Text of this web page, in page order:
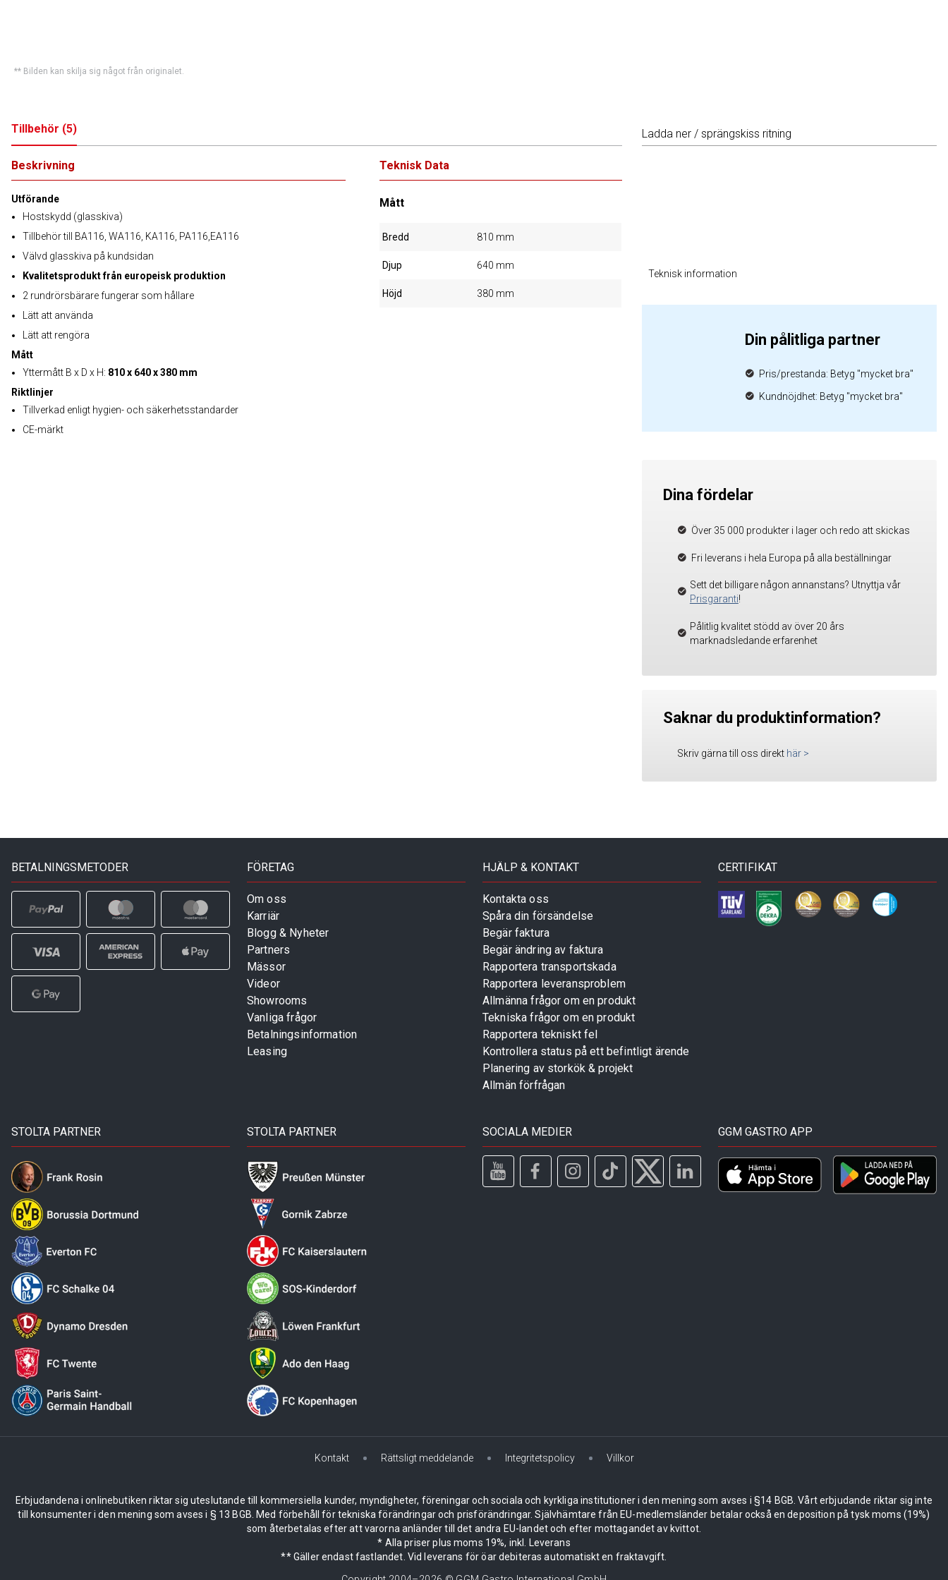
** Bilden kan skilja sig något från originalet.
Tillbehör (5)
Beskrivning
Utförande
Hostskydd (glasskiva)
Tillbehör till BA116, WA116, KA116, PA116,EA116
Välvd glasskiva på kundsidan
Kvalitetsprodukt från europeisk produktion
2 rundrörsbärare fungerar som hållare
Lätt att använda
Lätt att rengöra
Mått
Yttermått B x D x H: 810 x 640 x 380 mm
Riktlinjer
Tillverkad enligt hygien- och säkerhetsstandarder
CE-märkt
Teknisk Data
Mått
Bredd 810 mm
Djup 640 mm
Höjd 380 mm
Ladda ner / sprängskiss ritning
Teknisk information
Din pålitliga partner
Pris/prestanda: Betyg "mycket bra"
Kundnöjdhet: Betyg "mycket bra"
Dina fördelar
Över 35 000 produkter i lager och redo att skickas
Fri leverans i hela Europa på alla beställningar
Sett det billigare någon annanstans? Utnyttja vår
Prisgaranti!
Pålitlig kvalitet stödd av över 20 års
marknadsledande erfarenhet
Saknar du produktinformation?
Skriv gärna till oss direkt här >
BETALNINGSMETODER FÖRETAG
Om oss
Karriär
Blogg & Nyheter
Partners
Mässor
Videor
Showrooms
Vanliga frågor
Betalningsinformation
Leasing
HJÄLP & KONTAKT
Kontakta oss
Spåra din försändelse
Begär faktura
Begär ändring av faktura
Rapportera transportskada
Rapportera leveransproblem
Allmänna frågor om en produkt
Tekniska frågor om en produkt
Rapportera tekniskt fel
Kontrollera status på ett befintligt ärende
Planering av storkök & projekt
Allmän förfrågan
CERTIFIKAT
STOLTA PARTNER STOLTA PARTNER SOCIALA MEDIER GGM GASTRO APP
Kontakt Rättsligt meddelande Integritetspolicy Villkor
Erbjudandena i onlinebutiken riktar sig uteslutande till kommersiella kunder, myndigheter, föreningar och sociala och kyrkliga institutioner i den mening som avses i §14 BGB. Vårt erbjudande riktar sig inte
till konsumenter i den mening som avses i § 13 BGB. Med förbehåll för tekniska förändringar och prisförändringar. Självhämtare från EU-medlemsländer betalar också en deposition på tysk moms (19%)
som återbetalas efter att varorna anländer till det andra EU-landet och efter mottagandet av kvittot.
* Alla priser plus moms 19%, inkl. Leverans
** Gäller endast fastlandet. Vid leverans för öar debiteras automatiskt en fraktavgift.